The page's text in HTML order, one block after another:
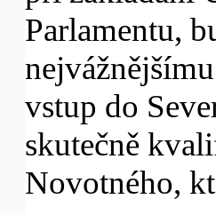
Parlamentu,
vstup do
skutečně
Novotného,